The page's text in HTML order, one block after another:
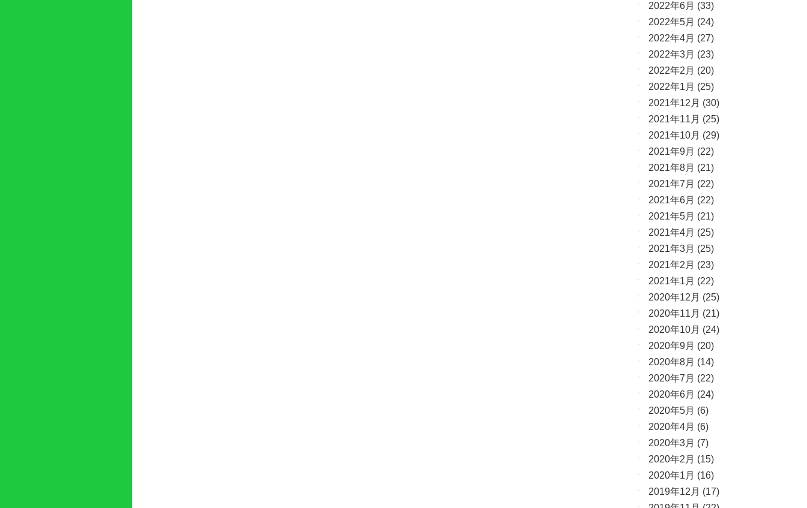
2022年6月 (33)
2022年5月 (24)
2022年4月 (27)
2022年3月 (23)
2022年2月 (20)
2022年1月 (25)
2021年12月 (30)
2021年11月 (25)
2021年10月 (29)
2021年9月 (22)
2021年8月 (21)
2021年7月 (22)
2021年6月 (22)
2021年5月 (21)
2021年4月 (25)
2021年3月 (25)
2021年2月 (23)
2021年1月 (22)
2020年12月 (25)
2020年11月 (21)
2020年10月 (24)
2020年9月 (20)
2020年8月 (14)
2020年7月 (22)
2020年6月 (24)
2020年5月 (6)
2020年4月 (6)
2020年3月 (7)
2020年2月 (15)
2020年1月 (16)
2019年12月 (17)